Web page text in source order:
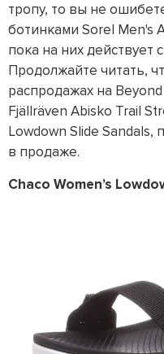
тропу, то вы не
ботинками Sorel Men's
пока на них действует
Продолжайте читать,
распродажах на
Fjällräven Abisko Trail
Lowdown Slide Sandals,
в продаже.
Chaco Women’s